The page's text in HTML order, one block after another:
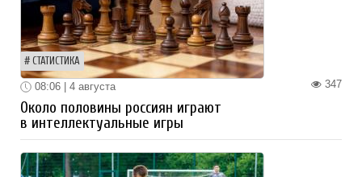
СТАТИСТИКА
347
08:06 | 4 августа
Около половины россиян играют
в интеллектуальные игры